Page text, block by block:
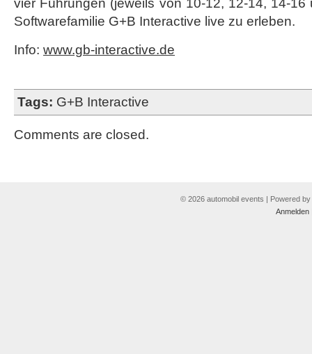
vier Führungen (jeweils von 10-12, 12-14, 14-
Softwarefamilie G+B Interactive live zu erleben.
Info: www.gb-interactive.de
Tags: G+B Interactive
Comments are closed.
© 2026 automobil events | Powered by
Anmelden|